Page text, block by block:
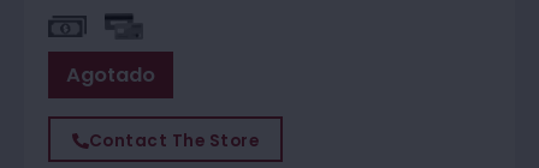
Agotado
Contact The Store